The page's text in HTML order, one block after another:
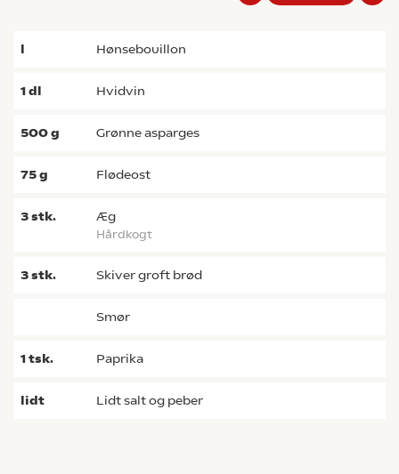
l hønsebouillon
1dl hvidvin
500g grønne asparges
75g flødeost
3stk. æg
hårdkogt
3stk. skiver groft brød
smør
1tsk. paprika
lidt Lidt salt og peber